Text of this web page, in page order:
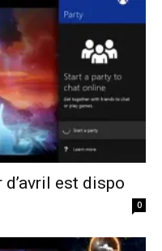
d’avril est dispo
0